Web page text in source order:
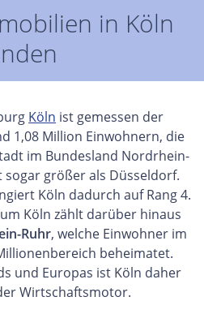
in Köln
Köln ist gemessen der
1,08 Million Einwohnern, die
im Bundesland Nordrhein-
größer als Düsseldorf.
Köln dadurch auf Rang 4.
Köln zählt darüber hinaus
Ruhr, welche Einwohner im
beheimatet.
und Europas ist Köln daher
Wirtschaftsmotor.